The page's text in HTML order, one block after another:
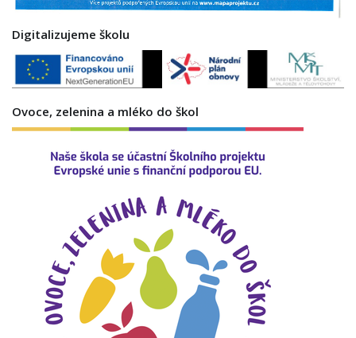
Digitalizujeme školu
Ovoce, zelenina a mléko do škol